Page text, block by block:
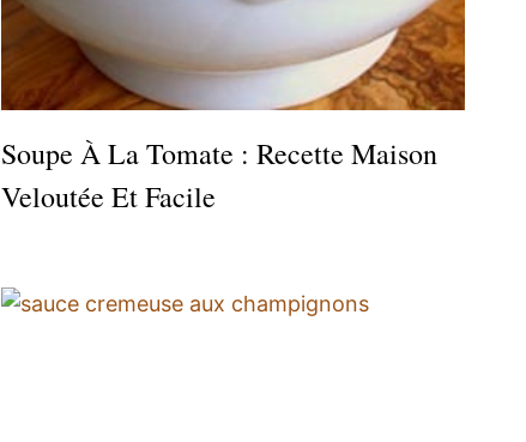
Soupe À La Tomate : Recette Maison
Veloutée Et Facile